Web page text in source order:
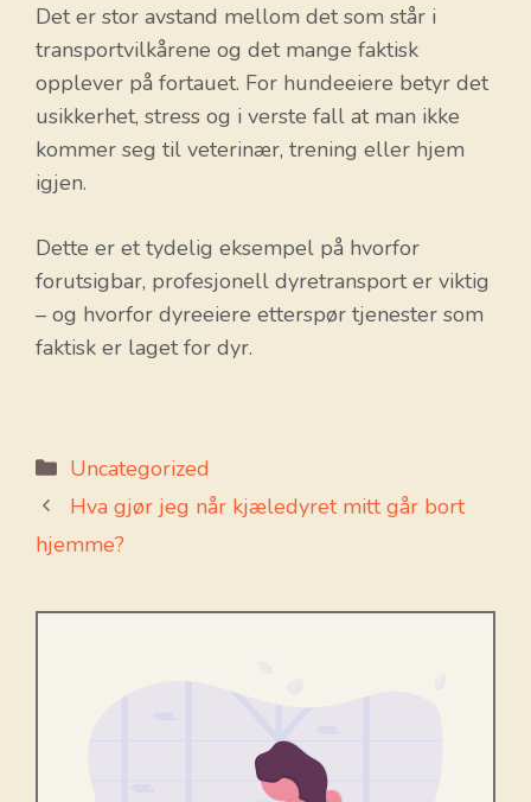
Det er stor avstand mellom det som står i
transportvilkårene og det mange faktisk
opplever på fortauet. For hundeeiere betyr det
usikkerhet, stress og i verste fall at man ikke
kommer seg til veterinær, trening eller hjem
igjen.
Dette er et tydelig eksempel på hvorfor
forutsigbar, profesjonell dyretransport er viktig
– og hvorfor dyreeiere etterspør tjenester som
faktisk er laget for dyr.
Kategorier
Uncategorized
Hva gjør jeg når kjæledyret mitt går bort
hjemme?